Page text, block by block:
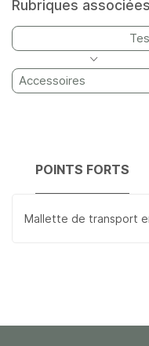
Rubriques associées
Accessoires
POINTS FORTS
Mallette de transport